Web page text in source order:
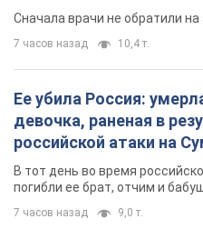
Сначала врачи не обратили
7 часов назад 10,4 т.
Ее убила Россия:
девочка, раненая в
российской атаки на
область. Фото
В тот день во время
погибли ее брат, отчим и
7 часов назад 9,0 т.